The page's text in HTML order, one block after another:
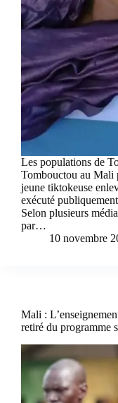
Les populations de
Tombouctou au Mali
jeune tiktokeuse
exécuté
Selon plusieurs
par…
10 novembre
Mali :
retiré du programme